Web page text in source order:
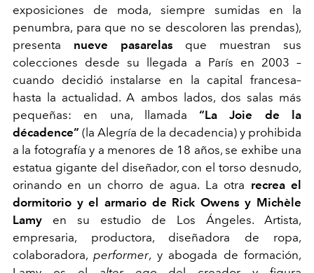
exposiciones de moda, siempre sumidas en la
penumbra, para que no se descoloren las prendas),
presenta nueve pasarelas que muestran sus
colecciones desde su llegada a París en 2003 –
cuando decidió instalarse en la capital francesa–
hasta la actualidad. A ambos lados, dos salas más
pequeñas: en una, llamada“La Joie de la
décadence” (la Alegría de la decadencia) y prohibida
a la fotografía y a menores de 18 años, se exhibe una
estatua gigante del diseñador, con el torso desnudo,
orinando en un chorro de agua. La otra recrea el
dormitorio y el armario de Rick Owens y Michèle
Lamy en su estudio de Los Ángeles. Artista,
empresaria, productora, diseñadora de ropa,
colaboradora, performer, y abogada de formación,